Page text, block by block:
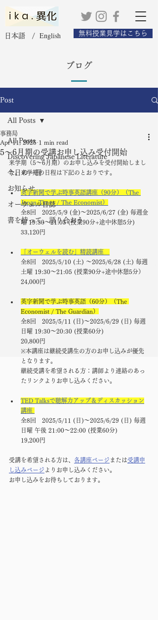
日本語 / English 無料授業見学はこちら
ブログ
Post
All Posts
Discovering Japanese Literature
今日の一冊
お知らせ
オーウェル日誌
書を持って、語り合おう
All Posts
5〜6月期の受講お申し込み受付開始
事務局
Apr 11, 2025 1 min read
来学期（5〜6月期）のお申し込みを受付開始しまし
た。来学期の日程は下記のとおりです。
英字新聞で学ぶ時事英語講座（90分）（The
Japan Times / The Economist）
全8回　2025/5/9 (金)〜2025/6/27 (金) 毎週金
曜 19:30〜21:05 (授業90分+途中休憩5分)
33,120円
「オーウェルを読む」精読講座
全8回　2025/5/10 (土) 〜2025/6/28 (土) 毎週
土曜 19:30〜21:05 (授業90分+途中休憩5分）
24,000円
英字新聞で学ぶ時事英語（60分）（The
Economist / The Guardian）
全8回 2025/5/11 (日)〜2025/6/29 (日) 毎週
日曜 19:30〜20:30 (授業60分)
20,800円
※本講座は継続受講生の方のお申し込みが優先
となります。
継続受講を希望される方：講師より連絡のあっ
たリンクよりお申し込みください。
TED Talksで聴解力アップ＆ディスカッション
講座
全8回　2025/5/11 (日)〜2025/6/29 (日) 毎週
日曜 午後 21:00〜22:00 (授業60分)
19,200円
受講を希望される方は、 各講座ページ または受講申
し込みページ よりお申し込みください。
お申し込みをお待ちしております。